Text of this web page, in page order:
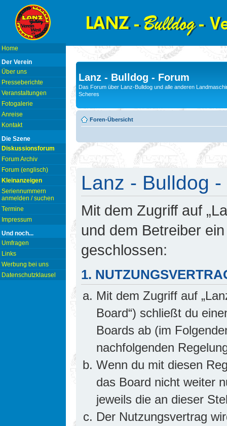
Home
Der Verein
Über uns
Presseberichte
Veranstaltungen
Fotogalerie
Anreise
Kontakt
Die Szene
Diskussionsforum
Forum Archiv
Forum (englisch)
Kleinanzeigen
Seriennummern
anmelden / suchen
Termine
Impressum
Und noch...
Umfragen
Links
Werbung bei uns
Datenschutzklausel
Lanz - Bulldog - Forum
Das Forum über Lanz-Bulldog und alle anderen
Scheres
Foren-Übersicht
Lanz - Bulldog
Mit dem Zugriff auf
und dem Betreiber
geschlossen:
1.
Mit dem Zugriff auf
Board“) schließt du
Boards ab (im
nachfolgenden
Wenn du mit diesen
das Board nicht weiter
jeweils die an dieser
Der Nutzungsvertrag